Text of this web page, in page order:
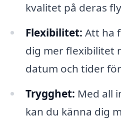
kvalitet på deras
Flexibilitet: Att ha
dig mer flexibilitet
datum och tider
Trygghet: Med all
kan du känna dig